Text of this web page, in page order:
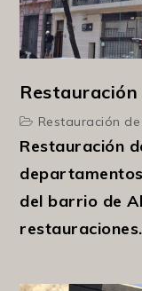
Restauración
Restauración
del barrio de
restauraciones.